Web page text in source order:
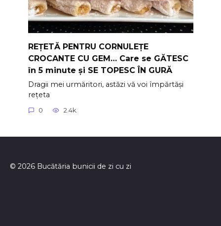
REȚETĂ PENTRU CORNULEȚE
CROCANTE CU GEM… Care se GĂTESC
în 5 minute și SE TOPESC ÎN GURĂ
Dragii mei urmăritori, astăzi vă voi împărtăși
rețeta
0 2.4k.
© 2026 Bucătăria bunicii de zi cu zi